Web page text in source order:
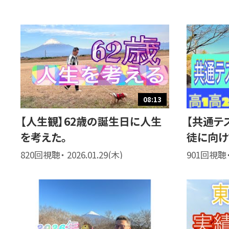
08:13
【人生観】62歳の誕生日に人生
を考えた。
820回視聴・ 2026.01.29(木)
【共通テ
徒に向け
901回視聴